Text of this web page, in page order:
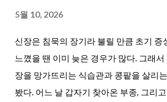
기 증상과 겹친다. 구토, 어지러움, 식은땀
다. 밥 먹고 체한 건지, 뇌가 보내는 경고
뇌졸중학회 에서 제시하는 자가 체크법
라고 부른다. “이” 하고 웃어보기. 입꼬리
5월 10, 2026
신장은 침묵의 장기라 불릴 만큼 초기 증
느꼈을 땐 이미 늦은 경우가 많다. 그래
장을 망가뜨리는 식습관과 콩팥을 살리
봤다. 어느 날 갑자기 찾아온 부종, 그리